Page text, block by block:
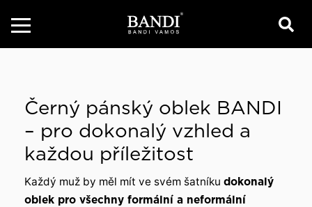
Černý pánský oblek BANDI
– pro dokonalý vzhled a
každou příležitost
Každý muž by měl mít ve svém šatníku dokonalý
oblek pro všechny formální a neformální